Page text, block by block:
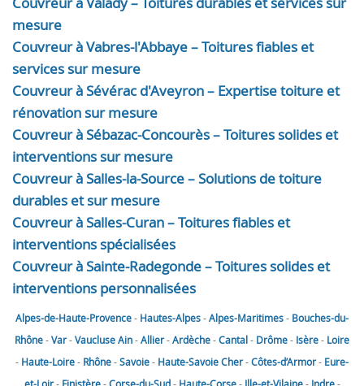
mesure
Couvreur à Vabres-l'Abbaye – Toitures fiables et
services sur mesure
Couvreur à Sévérac d'Aveyron – Expertise toiture et
rénovation sur mesure
Couvreur à Sébazac-Concourès – Toitures solides et
interventions sur mesure
Couvreur à Salles-la-Source – Solutions de toiture
durables et sur mesure
Couvreur à Salles-Curan – Toitures fiables et
interventions spécialisées
Couvreur à Sainte-Radegonde – Toitures solides et
interventions personnalisées
Alpes-de-Haute-Provence- Hautes-Alpes-Alpes-Maritimes- Bouches-du-
Rhône-Var-VaucluseAin-Allier-Ardèche-Cantal- Drôme- Isère- Loire
- Haute-Loire- Rhône-Savoie- Haute-SavoieCher-Côtes-d’Armor- Eure-